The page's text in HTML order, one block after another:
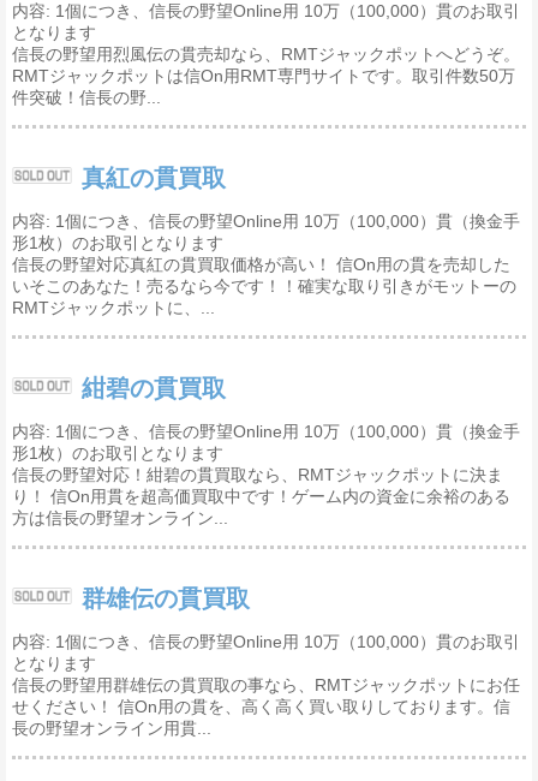
内容: 1個につき、信長の野望Online用 10万（100,000）貫のお取引
となります
信長の野望用烈風伝の貫売却なら、RMTジャックポットへどうぞ。
RMTジャックポットは信On用RMT専門サイトです。取引件数50万
件突破！信長の野...
真紅の貫買取
内容: 1個につき、信長の野望Online用 10万（100,000）貫（換金手
形1枚）のお取引となります
信長の野望対応真紅の貫買取価格が高い！ 信On用の貫を売却した
いそこのあなた！売るなら今です！！確実な取り引きがモットーの
RMTジャックポットに、...
紺碧の貫買取
内容: 1個につき、信長の野望Online用 10万（100,000）貫（換金手
形1枚）のお取引となります
信長の野望対応！紺碧の貫買取なら、RMTジャックポットに決ま
り！ 信On用貫を超高価買取中です！ゲーム内の資金に余裕のある
方は信長の野望オンライン...
群雄伝の貫買取
内容: 1個につき、信長の野望Online用 10万（100,000）貫のお取引
となります
信長の野望用群雄伝の貫買取の事なら、RMTジャックポットにお任
せください！ 信On用の貫を、高く高く買い取りしております。信
長の野望オンライン用貫...